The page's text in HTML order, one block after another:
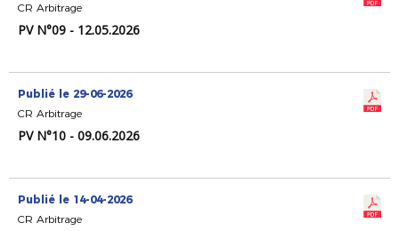
CR Arbitrage
PV N°09 - 12.05.2026
Publié le 29-06-2026
CR Arbitrage
PV N°10 - 09.06.2026
Publié le 14-04-2026
CR Arbitrage